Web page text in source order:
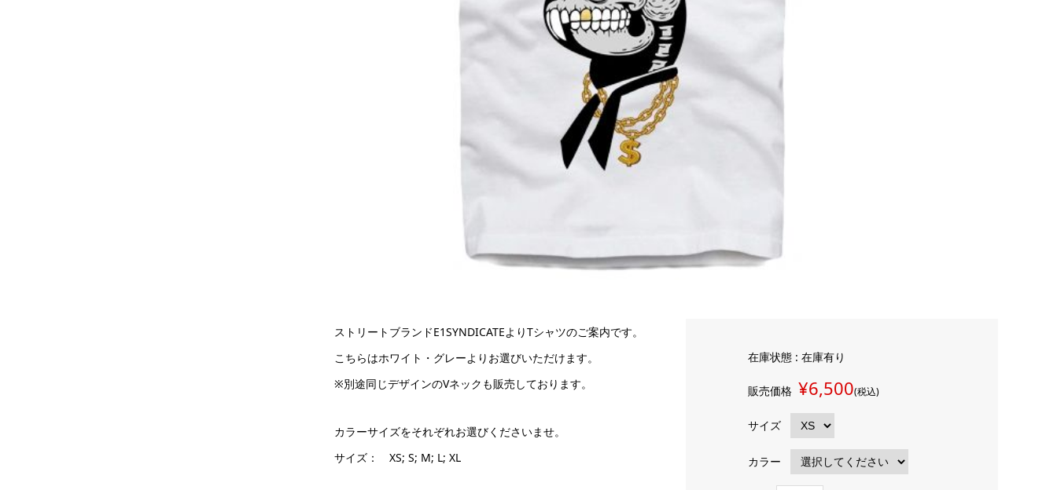
ストリートブランドE1SYNDICATEよりTシャツのご案内です。
こちらはホワイト・グレーよりお選びいただけます。
※別途同じデザインのVネックも販売しております。
カラーサイズをそれぞれお選びくださいませ。
サイズ： XS; S; M; L; XL
在庫状態 : 在庫有り
販売価格 ¥6,500(税込)
サイズ
カラー